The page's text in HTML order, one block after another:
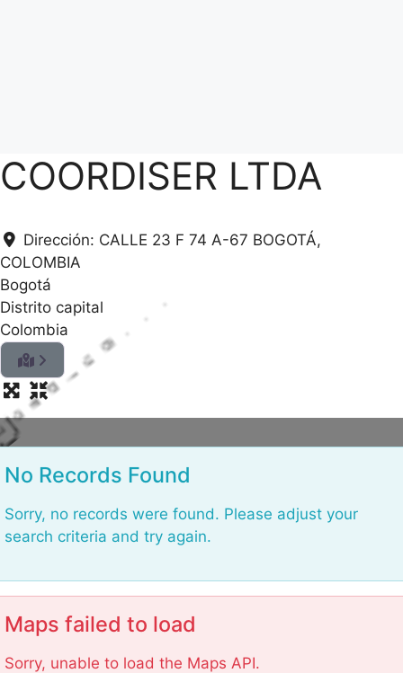
COORDISER LTDA
Dirección: CALLE 23 F 74 A-67 BOGOTÁ,
COLOMBIA
Bogotá
Distrito capital
Colombia
L
o
a
i
n
.
No Records Found
Sorry, no records were found. Please adjust your
search criteria and try again.
Maps failed to load
Sorry, unable to load the Maps API.